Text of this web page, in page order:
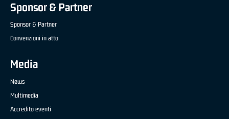
Sponsor & Partner
Sponsor & Partner
Convenzioni in atto
Media
News
Multimedia
Accredito eventi